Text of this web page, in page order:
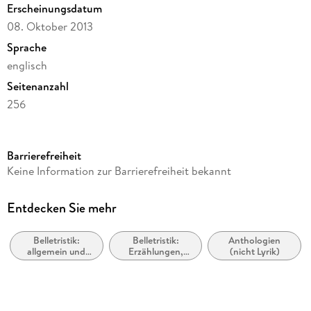
powerfully felt stories about urgent matters with profound
consequences."
Erscheinungsdatum
08. Oktober 2013
Sprache
englisch
Seitenanzahl
256
Reihe
Autor/Autorin
Verlag/Hersteller
HMH Books
Barrierefreiheit
Keine Information zur Barrierefreiheit bekannt
Entdecken Sie mehr
Belletristik:
allgemein und
literarisch, nicht
Belletristik:
Erzählungen,
Kurzgeschichten,
Anthologien
(nicht Lyrik)